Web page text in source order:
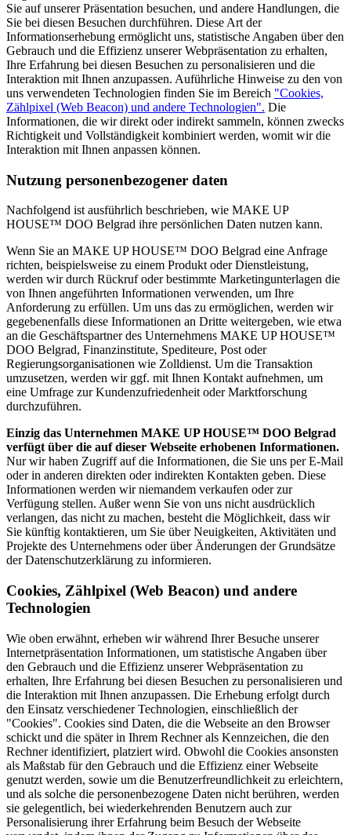
Sie auf unserer Präsentation besuchen, und andere Handlungen, die
Sie bei diesen Besuchen durchführen. Diese Art der
Informationserhebung ermöglicht uns, statistische Angaben über den
Gebrauch und die Effizienz unserer Webpräsentation zu erhalten,
Ihre Erfahrung bei diesen Besuchen zu personalisieren und die
Interaktion mit Ihnen anzupassen. Auführliche Hinweise zu den von
uns verwendeten Technologien finden Sie im Bereich "Cookies,
Zählpixel (Web Beacon) und andere Technologien". Die
Informationen, die wir direkt oder indirekt sammeln, können zwecks
Richtigkeit und Vollständigkeit kombiniert werden, womit wir die
Interaktion mit Ihnen anpassen können.
Nutzung personenbezogener daten
Nachfolgend ist ausführlich beschrieben, wie MAKE UP
HOUSE™ DOO Belgrad ihre persönlichen Daten nutzen kann.
Wenn Sie an MAKE UP HOUSE™ DOO Belgrad eine Anfrage
richten, beispielsweise zu einem Produkt oder Dienstleistung,
werden wir durch Rückruf oder bestimmte Marketingunterlagen die
von Ihnen angeführten Informationen verwenden, um Ihre
Anforderung zu erfüllen. Um uns das zu ermöglichen, werden wir
gegebenenfalls diese Informationen an Dritte weitergeben, wie etwa
an die Geschäftspartner des Unternehmens MAKE UP HOUSE™
DOO Belgrad, Finanzinstitute, Spediteure, Post oder
Regierungsorganisationen wie Zolldienst. Um die Transaktion
umzusetzen, werden wir ggf. mit Ihnen Kontakt aufnehmen, um
eine Umfrage zur Kundenzufriedenheit oder Marktforschung
durchzuführen.
Einzig das Unternehmen MAKE UP HOUSE™ DOO Belgrad
verfügt über die auf dieser Webseite erhobenen Informationen.
Nur wir haben Zugriff auf die Informationen, die Sie uns per E-Mail
oder in anderen direkten oder indirekten Kontakten geben. Diese
Informationen werden wir niemandem verkaufen oder zur
Verfügung stellen. Außer wenn Sie von uns nicht ausdrücklich
verlangen, das nicht zu machen, besteht die Möglichkeit, dass wir
Sie künftig kontaktieren, um Sie über Neuigkeiten, Aktivitäten und
Projekte des Unternehmens oder über Änderungen der Grundsätze
der Datenschutzerklärung zu informieren.
Cookies, Zählpixel (Web Beacon) und andere
Technologien
Wie oben erwähnt, erheben wir während Ihrer Besuche unserer
Internetpräsentation Informationen, um statistische Angaben über
den Gebrauch und die Effizienz unserer Webpräsentation zu
erhalten, Ihre Erfahrung bei diesen Besuchen zu personalisieren und
die Interaktion mit Ihnen anzupassen. Die Erhebung erfolgt durch
den Einsatz verschiedener Technologien, einschließlich der
"Cookies". Cookies sind Daten, die die Webseite an den Browser
schickt und die später in Ihrem Rechner als Kennzeichen, die den
Rechner identifiziert, platziert wird. Obwohl die Cookies ansonsten
als Maßstab für den Gebrauch und die Effizienz einer Webseite
genutzt werden, sowie um die Benutzerfreundlichkeit zu erleichtern,
und als solche die personenbezogene Daten nicht berühren, werden
sie gelegentlich, bei wiederkehrenden Benutzern auch zur
Personalisierung ihrer Erfahrung beim Besuch der Webseite